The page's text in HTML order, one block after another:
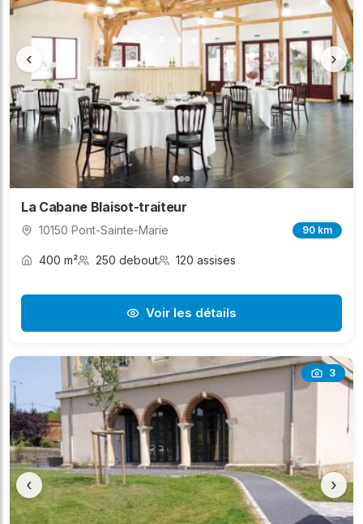
‹ ›
La Cabane Blaisot-traiteur
10150 Pont-Sainte-Marie 90 km
400 m² 250 debout 120 assises
Voir les détails
3
‹ ›